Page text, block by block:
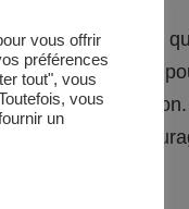
monde, mais ce
sont connus
vie de
alerte et
vous offrir
préférences
tout", vous
vous
un